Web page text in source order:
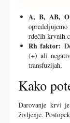
A, B, AB,
rdečih krvnih
Rh faktor:
(+) ali
transfuzijah.
Kako
Darovanje krvi
življenje.